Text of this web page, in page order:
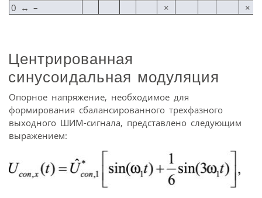
0 ↔ –
× ×
Центрированная
синусоидальная модуляция
Опорное напряжение, необходимое для
формирования сбалансированного трехфазного
выходного ШИМ-сигнала, представлено следующим
выражением: